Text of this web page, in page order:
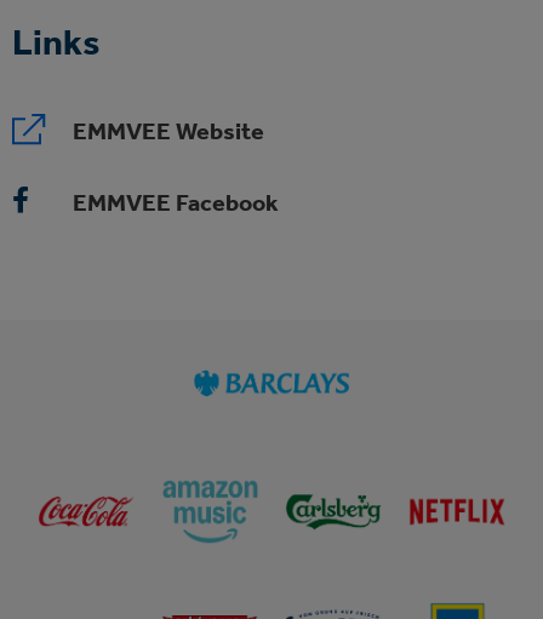
Links
EMMVEE Website
EMMVEE Facebook